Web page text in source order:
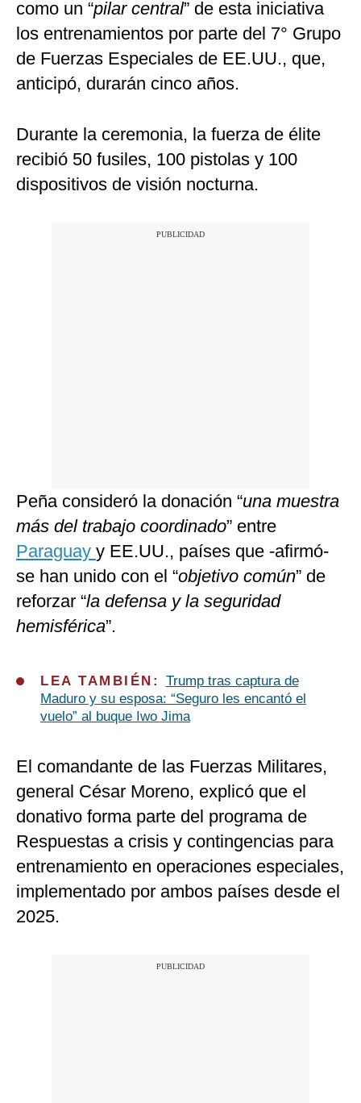
como un “pilar central” de esta iniciativa
los entrenamientos por parte del 7° Grupo
de Fuerzas Especiales de EE.UU., que,
anticipó, durarán cinco años.
Durante la ceremonia, la fuerza de élite
recibió 50 fusiles, 100 pistolas y 100
dispositivos de visión nocturna.
Peña consideró la donación “una muestra
más del trabajo coordinado” entre
Paraguay y EE.UU., países que -afirmó-
se han unido con el “objetivo común” de
reforzar “la defensa y la seguridad
hemisférica”.
LEA TAMBIÉN: Trump tras captura de
Maduro y su esposa: “Seguro les encantó el
vuelo” al buque Iwo Jima
El comandante de las Fuerzas Militares,
general César Moreno, explicó que el
donativo forma parte del programa de
Respuestas a crisis y contingencias para
entrenamiento en operaciones especiales,
implementado por ambos países desde el
2025.